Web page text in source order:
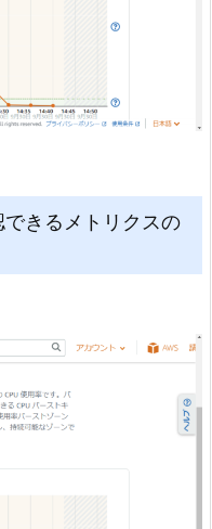
きるメトリクスの